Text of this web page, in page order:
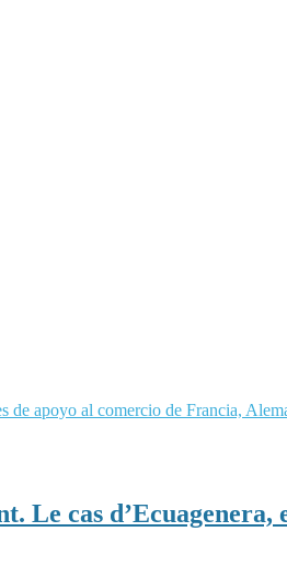
de apoyo al comercio de Francia,
Le cas d’Ecuagenera,